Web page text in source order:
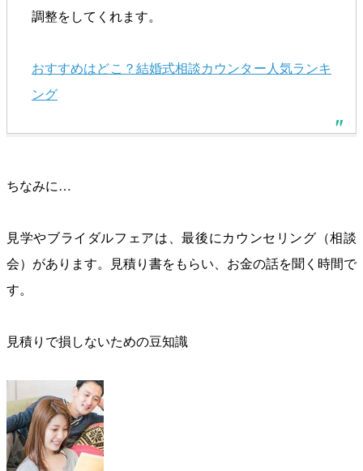
調整をしてくれます。
おすすめはどこ？結婚式相談カウンター人気ランキ
ング
ちなみに…
見学やブライダルフェアは、最後にカウンセリング（相談
会）があります。見積り書をもらい、お金の話を聞く時間で
す。
見積りで損しないための豆知識